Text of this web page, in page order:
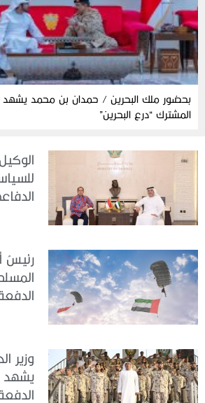
بحضور ملك البحرين / حمدان بن محمد يشهد
المشترك “درع البحرين”
رئيسُ
وزير
يشهد